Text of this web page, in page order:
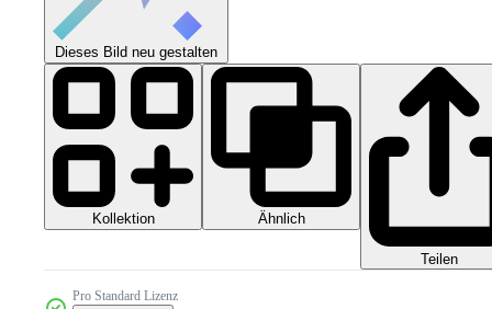
Dieses Bild neu gestalten
Kollektion Ähnlich
Teilen
Pro Standard Lizenz